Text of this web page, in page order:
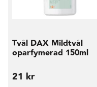
Tvål DAX Mildtvål
oparfymerad 150ml
21 kr